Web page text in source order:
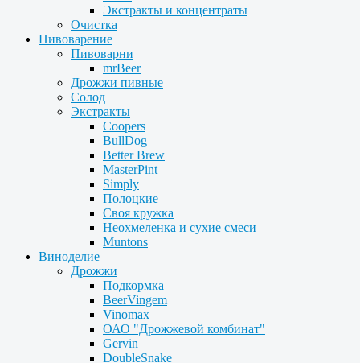
Экстракты и концентраты
Очистка
Пивоварение
Пивоварни
mrBeer
Дрожжи пивные
Солод
Экстракты
Coopers
BullDog
Better Brew
MasterPint
Simply
Полоцкие
Своя кружка
Неохмеленка и сухие смеси
Muntons
Виноделие
Дрожжи
Подкормка
BeerVingem
Vinomax
ОАО "Дрожжевой комбинат"
Gervin
DoubleSnake